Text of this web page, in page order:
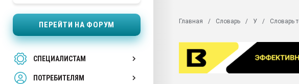
ПЕРЕЙТИ НА ФОРУМ
СПЕЦИАЛИСТАМ
ПОТРЕБИТЕЛЯМ
Вакуум-формовочные машины:
ближайшее подмосковье, с.-в.
28.07.2026 Автоматизация выходит на
первый план в переработке
Главная Словарь У Словарь